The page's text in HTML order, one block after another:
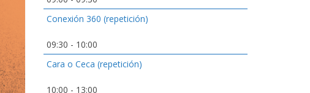
Conexión 360 (repetición)
09:30 - 10:00
Cara o Ceca (repetición)
10:00 - 13:00